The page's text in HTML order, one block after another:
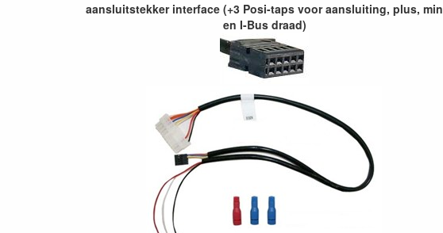
aansluitstekker interface (+3 Posi-taps voor aansluiting, plus, min
en I-Bus draad)